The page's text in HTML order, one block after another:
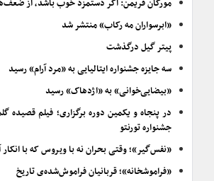
مورگان فریمن: اگر دستمزد خوب باشد، از
«ابرسواران مه رکاب» منتشر شد
پیتر گیل درگذشت
سه جایزه جشنواره ایتالیایی به «مرد آرام» رسید
«بیضایی‌خوانی» به «اژدهاک» رسید
در پنجاه و یکمین دوره برگزاری؛ فیلم
جشنواره تورنتو
«نفس‌گیر»؛ وقتی بحران نه با ویروس که با
«فراموشخانه»؛ قربانیان فراموش‌شده‌ی تاریخ